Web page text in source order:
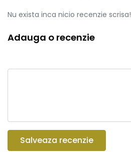
Nu exista inca nicio recenzie scrisa!
Adauga o recenzie
Salveaza recenzie